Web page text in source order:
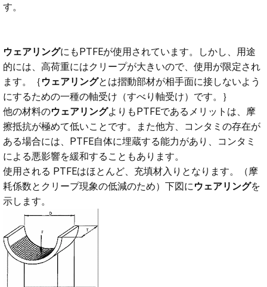
す。
ウェアリングにもPTFEが使用されています。しかし、用途
的には、高荷重にはクリープが大きいので、使用が限定され
ます。｛ ウェアリングとは摺動部材が相手面に接しないよう
にするための一種の軸受け（すべり軸受け）です。｝
他の材料のウェアリングよりもPTFEであるメリットは、摩
擦抵抗が極めて低いことです。また他方、コンタミの存在が
ある場合には、PTFE自体に埋蔵する能力があり、コンタミ
による悪影響を緩和することもあります。
使用される PTFEはほとんど、充填材入りとなります。（摩
耗係数とクリープ現象の低減のため）下図に ウェアリングを
示します。